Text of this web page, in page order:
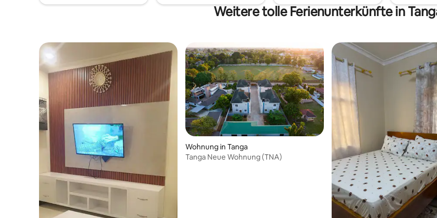
der Umgebung und beim
behilflich sein.
Weitere tolle Ferienunterkünfte in
Wohnung in Tanga
Tanga Neue Wohnung (TNA)